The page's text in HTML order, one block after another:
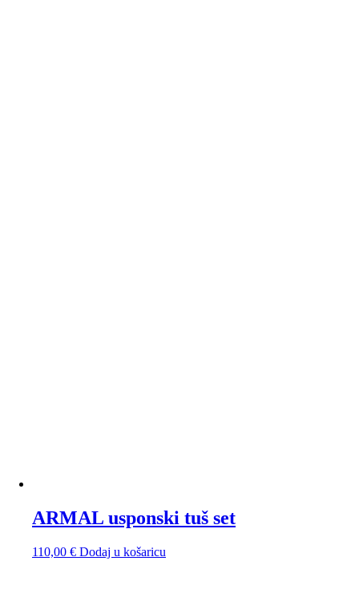
ARMAL usponski tuš set
110,00 € Dodaj u košaricu